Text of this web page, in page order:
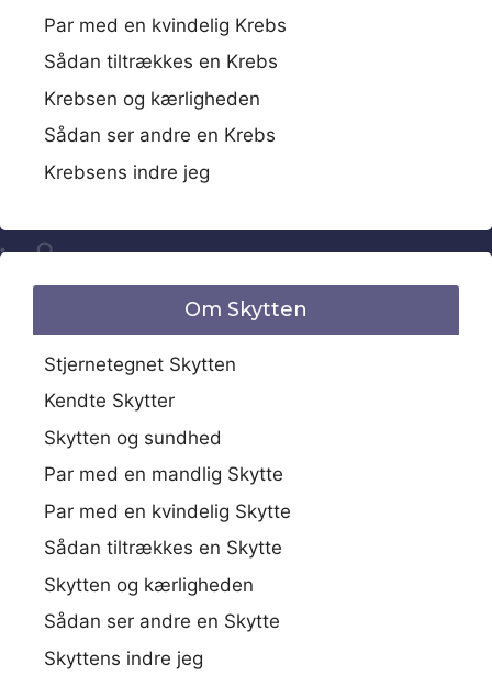
Par med en kvindelig Krebs
Sådan tiltrækkes en Krebs
Krebsen og kærligheden
Sådan ser andre en Krebs
Krebsens indre jeg
Om Skytten
Stjernetegnet Skytten
Kendte Skytter
Skytten og sundhed
Par med en mandlig Skytte
Par med en kvindelig Skytte
Sådan tiltrækkes en Skytte
Skytten og kærligheden
Sådan ser andre en Skytte
Skyttens indre jeg